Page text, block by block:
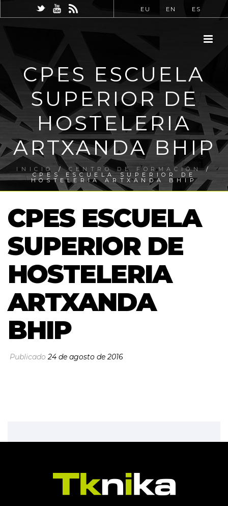
EU EN ES
CPES ESCUELA
SUPERIOR DE
HOSTELERIA
ARTXANDA BHIP
INICIO /CENTRO DE FORMACIÓN/
CPES ESCUELA SUPERIOR DE
HOSTELERIA ARTXANDA BHIP
CPES ESCUELA
SUPERIOR DE
HOSTELERIA
ARTXANDA
BHIP
Publicado24 de agosto de 2016